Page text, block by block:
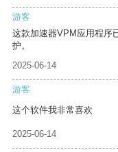
游客
这款加速器VPM应用程序
护。
2025-06-14
游客
这个软件我非常喜欢
2025-06-14